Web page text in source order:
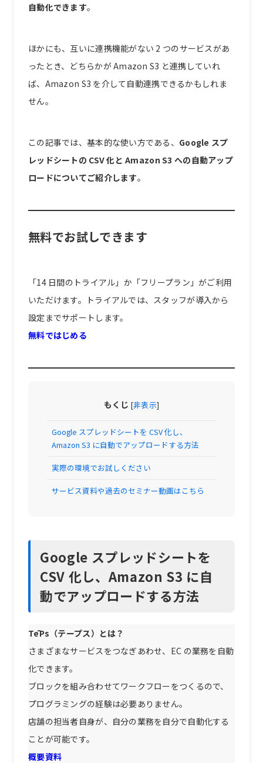
自動化できます。
ほかにも、互いに連携機能がない 2 つのサービスがあ
ったとき、どちらかが Amazon S3 と連携していれ
ば、Amazon S3 を介して自動連携できるかもしれま
せん。
この記事では、基本的な使い方である、 Google スプ
レッドシートの CSV 化と Amazon S3 への自動アップ
ロードについてご紹介します。
無料でお試しできます
「14 日間のトライアル」か「フリープラン」がご利用
いただけます。トライアルでは、スタッフが導入から
設定までサポートします。
無料ではじめる
もくじ [非表示]
Google スプレッドシートを CSV 化し、
Amazon S3 に自動でアップロードする方法
実際の環境でお試しください
サービス資料や過去のセミナー動画はこちら
Google スプレッドシートを
CSV 化し、Amazon S3 に自
動でアップロードする方法
TēPs（テープス）とは？
さまざまなサービスをつなぎあわせ、EC の業務を自動
化できます。
ブロックを組み合わせてワークフローをつくるので、
プログラミングの経験は必要ありません。
店舗の担当者自身が、自分の業務を自分で自動化する
ことが可能です。
概要資料